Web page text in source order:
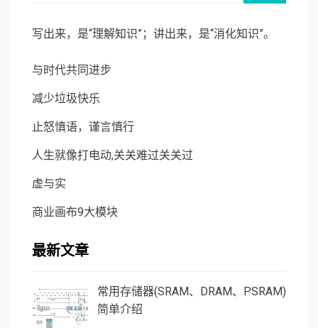
写出来，是“理解知识”；讲出来，是“消化知识”。
与时代共同进步
减少垃圾快乐
止怒慎语，谨言慎行
人生就像打电动,关关难过关关过
虚与实
商业画布9大模块
最新文章
常用存储器(SRAM、DRAM、PSRAM)
简单介绍